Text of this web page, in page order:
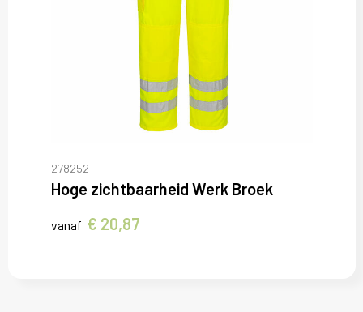
278252
Hoge zichtbaarheid Werk Broek
vanaf € 20,87